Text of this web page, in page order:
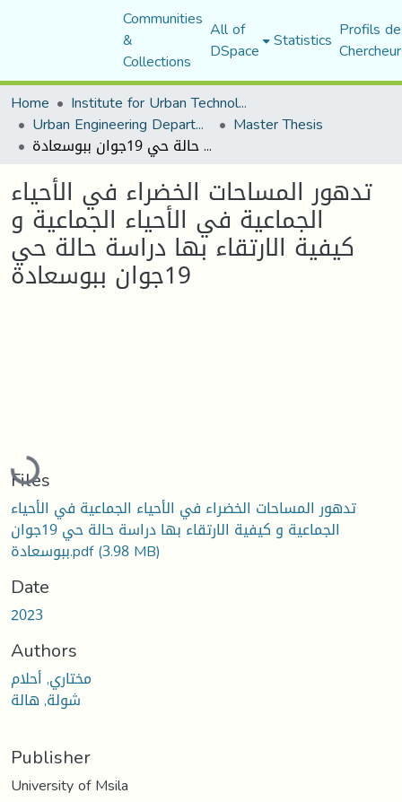
Communities
&
Collections
All of
DSpace Statistics Profils
Home
Institute for Urban Technology Management
Urban Engineering Department Master Thesis
تدهور المساحات الخضراء في الأحياء الجماعية في الأحياء الجماعية و كيفية الارتقاء بها دراسة حالة حي 19جوان ببوسعادة
تدهور المساحات الخضراء في الأحياء
الجماعية في الأحياء الجماعية و
كيفية الارتقاء بها دراسة حالة حي
19جوان ببوسعادة
Loading...
Files
تدهور المساحات الخضراء في الأحياء الجماعية في الأحياء
الجماعية و كيفية الارتقاء بها دراسة حالة حي 19جوان
ببوسعادة.pdf(3.98 MB)
Date
2023
Authors
مختاري, أحلام
شولة, هالة
Publisher
University of Msila